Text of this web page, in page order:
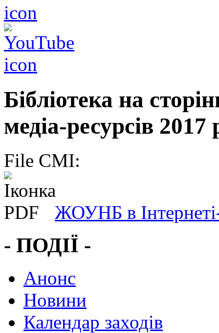
Бібліотека на
медіа-ресурсів 2017
File CMI:
ЖОУНБ в
- ПОДІЇ -
Анонс
Новини
Календар заходів